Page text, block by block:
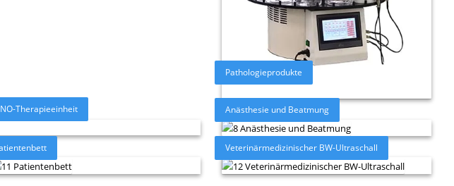
Pathologieprodukte
Therapieeinheit Anästhesie und Beatmung
Veterinärmedizinischer BW-Ultraschall